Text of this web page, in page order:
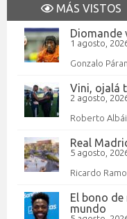
MÁS VISTOS
Diomande
1 agosto,
Gonzalo
Vini, ojalá
2 agosto,
Roberto
Real
5 agosto,
Ricardo
El bono
mundo